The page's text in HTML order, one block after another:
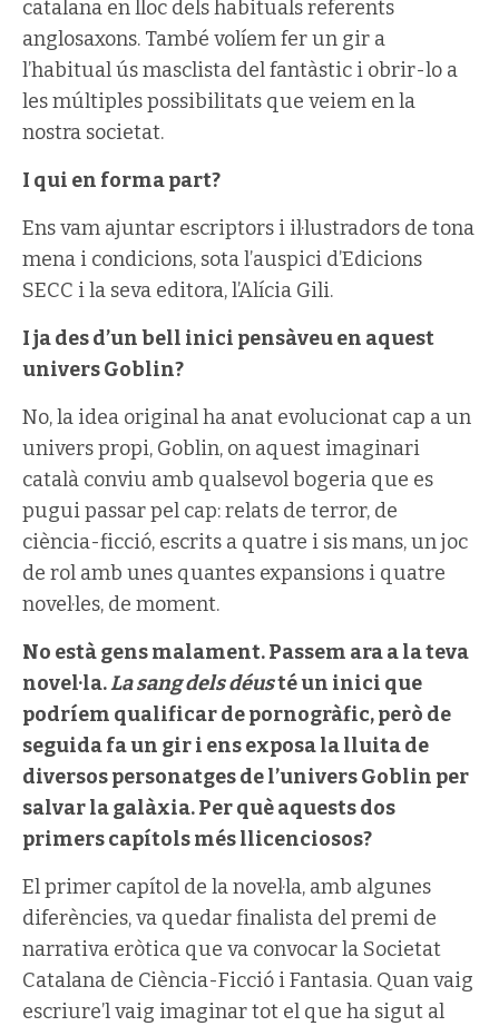
catalana en lloc dels habituals referents
anglosaxons. També volíem fer un gir a
l’habitual ús masclista del fantàstic i obrir-lo a
les múltiples possibilitats que veiem en la
nostra societat.
I qui en forma part?
Ens vam ajuntar escriptors i il·lustradors de tona
mena i condicions, sota l’auspici d’Edicions
SECC i la seva editora, l’Alícia Gili.
I ja des d’un bell inici pensàveu en aquest
univers Goblin?
No, la idea original ha anat evolucionat cap a un
univers propi, Goblin, on aquest imaginari
català conviu amb qualsevol bogeria que es
pugui passar pel cap: relats de terror, de
ciència-ficció, escrits a quatre i sis mans, un joc
de rol amb unes quantes expansions i quatre
novel·les, de moment.
No està gens malament. Passem ara a la teva
novel·la.La sang dels déusté un inici que
podríem qualificar de pornogràfic, però de
seguida fa un gir i ens exposa la lluita de
diversos personatges de l’univers Goblin per
salvar la galàxia. Per què aquests dos
primers capítols més llicenciosos?
El primer capítol de la novel·la, amb algunes
diferències, va quedar finalista del premi de
narrativa eròtica que va convocar la Societat
Catalana de Ciència-Ficció i Fantasia. Quan vaig
escriure’l vaig imaginar tot el que ha sigut al